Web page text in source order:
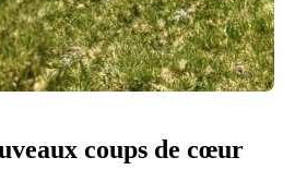
coups de cœur